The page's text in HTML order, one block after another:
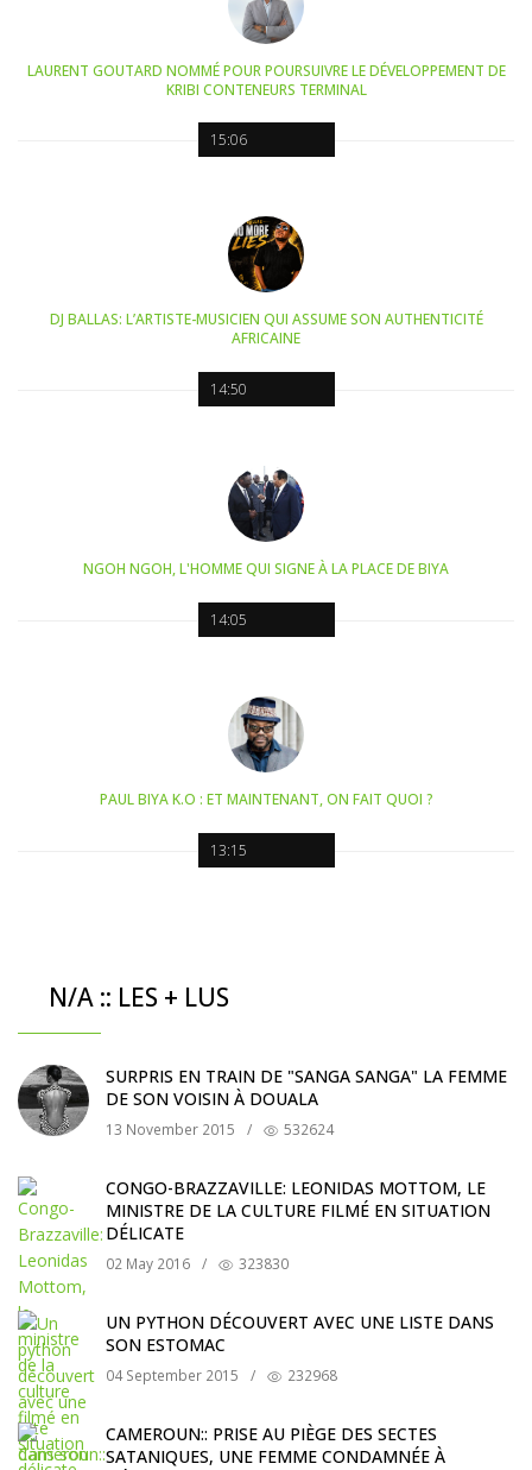
15:06
LAURENT GOUTARD NOMMÉ POUR POURSUIVRE LE DÉVELOPPEMENT DE
KRIBI CONTENEURS TERMINAL
14:50
DJ BALLAS: L’ARTISTE-MUSICIEN QUI ASSUME SON AUTHENTICITÉ
AFRICAINE
14:05
NGOH NGOH, L'HOMME QUI SIGNE À LA PLACE DE BIYA
13:15
PAUL BIYA K.O : ET MAINTENANT, ON FAIT QUOI ?
N/A :: LES + LUS
SURPRIS EN TRAIN DE "SANGA SANGA" LA FEMME
DE SON VOISIN À DOUALA
13 November 2015 / 532624
CONGO-BRAZZAVILLE: LEONIDAS MOTTOM, LE
MINISTRE DE LA CULTURE FILMÉ EN SITUATION
DÉLICATE
02 May 2016 / 323830
UN PYTHON DÉCOUVERT AVEC UNE LISTE DANS
SON ESTOMAC
04 September 2015 / 232968
CAMEROUN:: PRISE AU PIÈGE DES SECTES
SATANIQUES, UNE FEMME CONDAMNÉE À